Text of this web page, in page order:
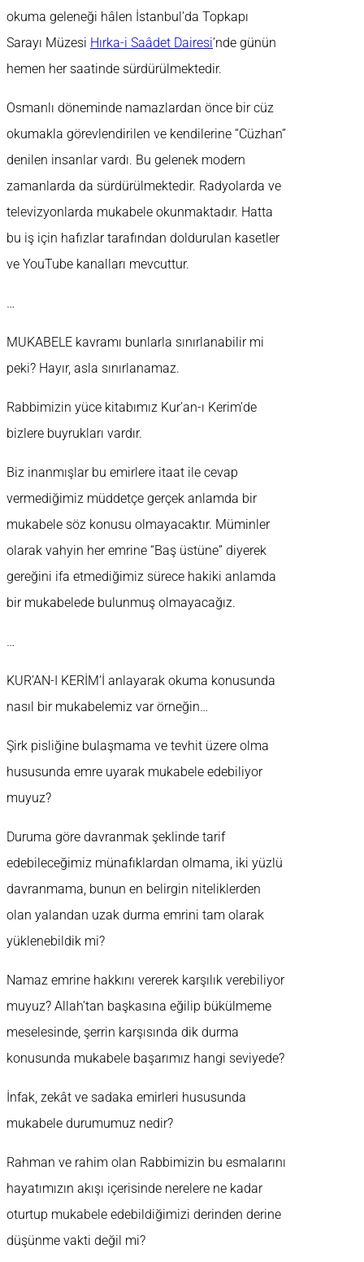
okuma geleneği hâlen İstanbul’da Topkapı
Sarayı Müzesi Hırka-i Saâdet Dairesi’nde günün
hemen her saatinde sürdürülmektedir.
Osmanlı döneminde namazlardan önce bir cüz
okumakla görevlendirilen ve kendilerine “Cüzhan”
denilen insanlar vardı. Bu gelenek modern
zamanlarda da sürdürülmektedir. Radyolarda ve
televizyonlarda mukabele okunmaktadır. Hatta
bu iş için hafızlar tarafından doldurulan kasetler
ve YouTube kanalları mevcuttur.
…
MUKABELE kavramı bunlarla sınırlanabilir mi
peki? Hayır, asla sınırlanamaz.
Rabbimizin yüce kitabımız Kur’an-ı Kerim’de
bizlere buyrukları vardır.
Biz inanmışlar bu emirlere itaat ile cevap
vermediğimiz müddetçe gerçek anlamda bir
mukabele söz konusu olmayacaktır. Müminler
olarak vahyin her emrine “Baş üstüne” diyerek
gereğini ifa etmediğimiz sürece hakiki anlamda
bir mukabelede bulunmuş olmayacağız.
…
KUR’AN-I KERİM’İ anlayarak okuma konusunda
nasıl bir mukabelemiz var örneğin…
Şirk pisliğine bulaşmama ve tevhit üzere olma
hususunda emre uyarak mukabele edebiliyor
muyuz?
Duruma göre davranmak şeklinde tarif
edebileceğimiz münafıklardan olmama, iki yüzlü
davranmama, bunun en belirgin niteliklerden
olan yalandan uzak durma emrini tam olarak
yüklenebildik mi?
Namaz emrine hakkını vererek karşılık verebiliyor
muyuz? Allah’tan başkasına eğilip bükülmeme
meselesinde, şerrin karşısında dik durma
konusunda mukabele başarımız hangi seviyede?
İnfak, zekât ve sadaka emirleri hususunda
mukabele durumumuz nedir?
Rahman ve rahim olan Rabbimizin bu esmalarını
hayatımızın akışı içerisinde nerelere ne kadar
oturtup mukabele edebildiğimizi derinden derine
düşünme vakti değil mi?